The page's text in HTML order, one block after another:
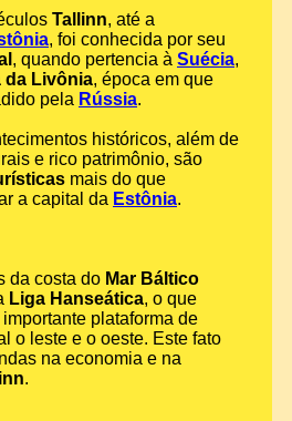
Tallinn, até a
, foi conhecida por seu
, quando pertencia à Suécia,
da Livônia, época em que
pela Rússia.
históricos, além de
e rico patrimônio, são
mais do que
a capital da Estônia.
da costa do Mar Báltico
Liga Hanseática, o que
plataforma de
o leste e o oeste. Este fato
na economia e na
.